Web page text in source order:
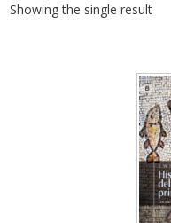
Showing the single result